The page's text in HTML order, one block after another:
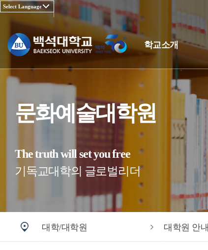
학교소개
문화예술대학원
The truth will set you free
기독교대학의 글로벌리더
대학/대학원 대학원 안내